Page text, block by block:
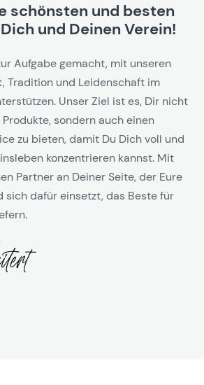
schönsten und besten
und Deinen Verein!
Aufgabe gemacht, mit unseren
Tradition und Leidenschaft im
Unser Ziel ist es, Dir nicht
sondern auch einen
zu bieten, damit Du Dich voll und
konzentrieren kannst. Mit
Partner an Deiner Seite, der Eure
sich dafür einsetzt, das Beste für